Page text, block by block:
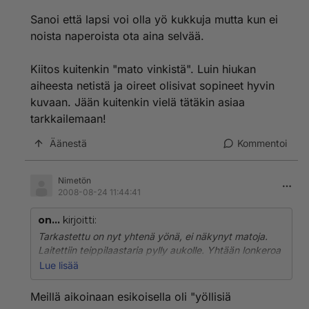
Sanoi että lapsi voi olla yö kukkuja mutta kun ei
noista naperoista ota aina selvää.
Kiitos kuitenkin "mato vinkistä". Luin hiukan
aiheesta netistä ja oireet olisivat sopineet hyvin
kuvaan. Jään kuitenkin vielä tätäkin asiaa
tarkkailemaan!
Äänestä Kommentoi
Nimetön
2008-08-24 11:44:41
on... kirjoitti:
Tarkastettu on nyt yhtenä yönä, ei näkynyt matoja.
Laitettiin teippilaastaria pylly aukolle. Yhtään lonkeroa
ei ollut kiinni jäänyt.
Keskustelin puhelimitse lastenlääkärin kanssa ja oli sitä
mieltä että on hyvä tarkistaa perus ruoka-aineet.
Lue lisää
Meillä aikoinaan esikoisella oli "yöllisiä